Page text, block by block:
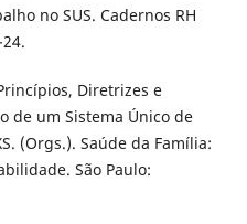
no SUS. Cadernos RH
Diretrizes e
de um Sistema Único de
(Orgs.). Saúde da Família:
São Paulo: